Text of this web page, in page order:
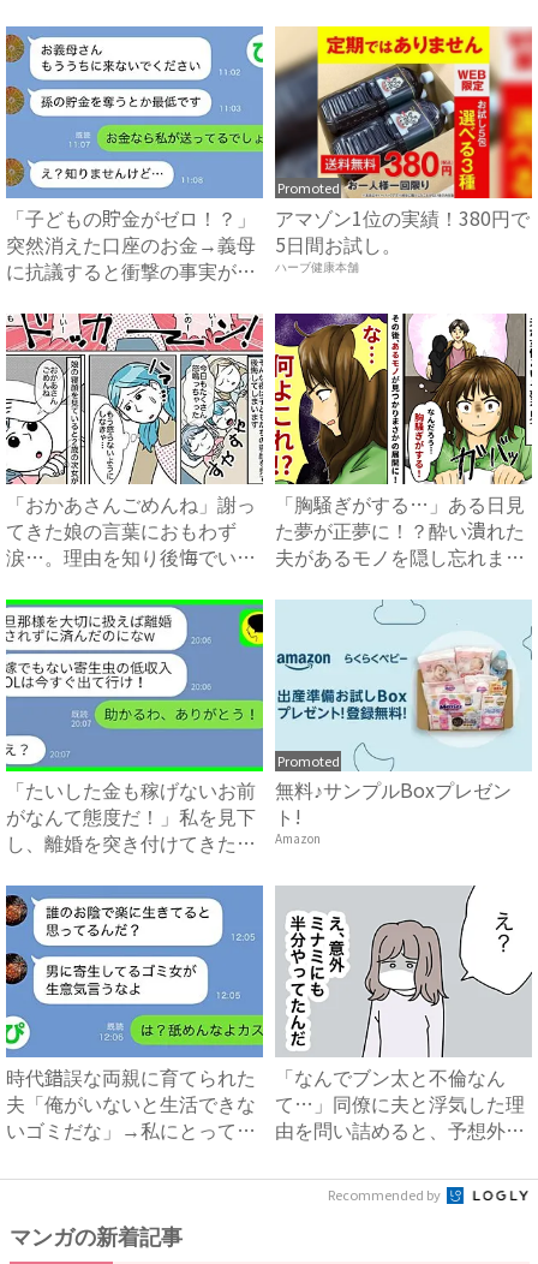
「子どもの貯金がゼロ！？」
突然消えた口座のお金→義母
に抗議すると衝撃の事実が判
Promoted
アマゾン1位の実績！380円で
5日間お試し。
ハーブ健康本舗
「おかあさんごめんね」謝っ
てきた娘の言葉におもわず
涙…。理由を知り後悔でいっ
「胸騒ぎがする…」ある日見
た夢が正夢に！？酔い潰れた
夫があるモノを隠し忘れまさ
「たいした金も稼げないお前
がなんて態度だ！」私を見下
し、離婚を突き付けてきた夫
Promoted
無料♪サンプルBoxプレゼン
ト!
Amazon
時代錯誤な両親に育てられた
夫「俺がいないと生活できな
いゴミだな」→私にとっての
「なんでブン太と不倫なん
て…」同僚に夫と浮気した理
由を問い詰めると、予想外の
Recommended by
マンガの新着記事